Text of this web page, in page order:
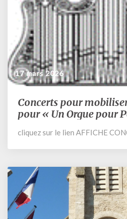
17 mars 2026
Concerts
pour
Stella
« Un
Orgue
pour
Pérols
Concerts pour
pour « Un Orgue pour
cliquez sur le lien AFFICHE